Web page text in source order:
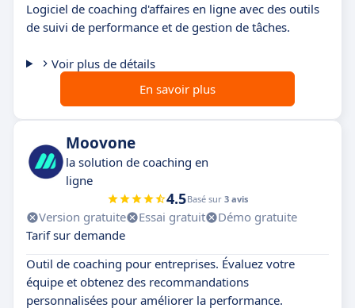
Logiciel de coaching d'affaires en ligne avec des outils
de suivi de performance et de gestion de tâches.
Voir plus de détails
En savoir plus
Moovone
la solution de coaching en
ligne
4.5Basé sur 3 avis
Version gratuite Essai gratuit
Démo gratuite
Tarif sur demande
Outil de coaching pour entreprises. Évaluez votre
équipe et obtenez des recommandations
personnalisées pour améliorer la performance.